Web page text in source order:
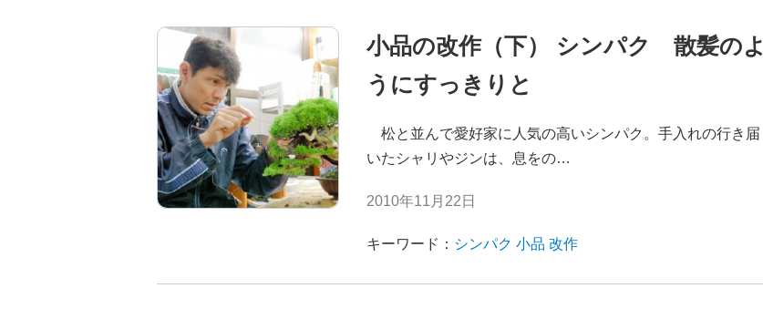
小品の改作（下） シンパク 散髪のよ
うにすっきりと
松と並んで愛好家に人気の高いシンパク。手入れの行き届
いたシャリやジンは、息をの…
2010年11月22日
キーワード： シンパク 小品 改作